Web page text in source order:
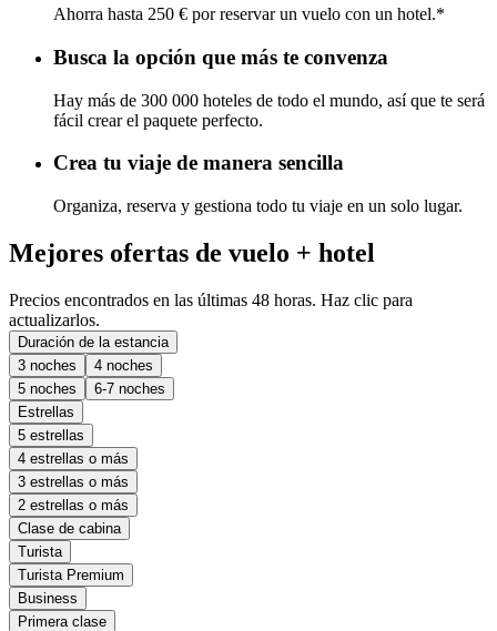
Ahorra hasta 250 € por reservar un vuelo con un hotel.*
Busca la opción que más te convenza
Hay más de 300 000 hoteles de todo el mundo, así que te será
fácil crear el paquete perfecto.
Crea tu viaje de manera sencilla
Organiza, reserva y gestiona todo tu viaje en un solo lugar.
Mejores ofertas de vuelo + hotel
Precios encontrados en las últimas 48 horas. Haz clic para
actualizarlos.
Duración de la estancia
3 noches
4 noches
5 noches
6-7 noches
Estrellas
5 estrellas
4 estrellas o más
3 estrellas o más
2 estrellas o más
Clase de cabina
Turista
Turista Premium
Business
Primera clase